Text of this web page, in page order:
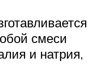
смеси
и натрия,